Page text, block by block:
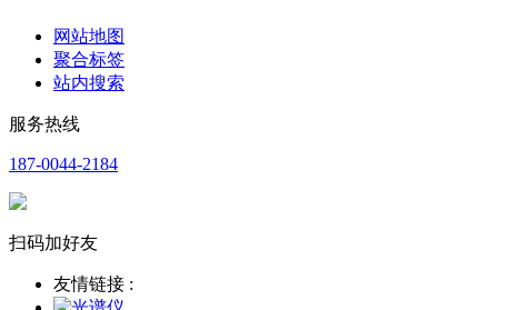
网站地图
聚合标签
站内搜索
服务热线
187-0044-2184
扫码加好友
友情链接 :